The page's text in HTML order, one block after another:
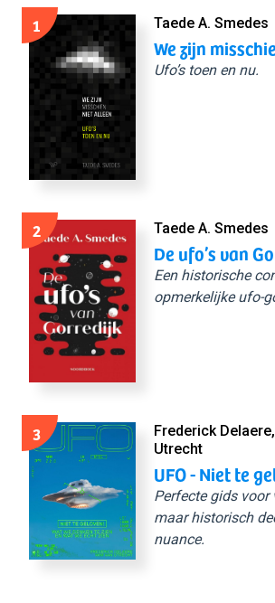
1 Taede A. Smedes
We zijn
Ufo’s toen en nu.
2 Taede A. Smedes
De ufo’s van
Een historische
opmerkelijke ufo-
3
Frederick
Utrecht
UFO - Niet te
Perfecte gids voor
maar historisch
nuance.